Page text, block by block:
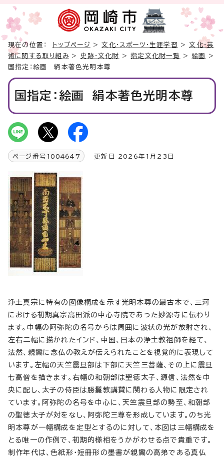
現在の位置： トップページ >文化・スポーツ・生涯学習 >文化・芸
術に関する取り組み> 史跡・文化財 >指定文化財一覧 >絵画
>
国指定：絵画 絹本著色光明本尊
国指定：絵画 絹本著色光明本尊
ページ番号 1004647 更新日 2026年1月23日
浄土真宗に特有の図像構成を示す光明本尊の最古本で、三河
における初期真宗高田派の中心寺院であった妙源寺に伝わり
ます。中幅の阿弥陀の名号からは周囲に波状の光が放射され、
左右二幅に描かれたインド、中国、日本の浄土教祖師を経て、
法然、親鸞に念仏の教えが伝えられたことを視覚的に表現して
います。左幅の天竺震旦部は下部に天竺三菩薩、その上に震旦
七高僧を描きます。右幅の和朝部は聖徳太子、源信、法然を中
央に配し、太子の侍臣は勝鬘教講賛に関わる人物に限定され
ています。阿弥陀の名号を中心に、天竺震旦部の勢至、和朝部
の聖徳太子が対をなし、阿弥陀三尊を形成しています。のち光
明本尊が一幅構成を定型とするのに対して、本図は三幅構成を
とる唯一の作例で、初期的様相をうかがわせる点で貴重です。
制作年代は、色紙形・短冊形の墨書が親鸞の高弟である真仏